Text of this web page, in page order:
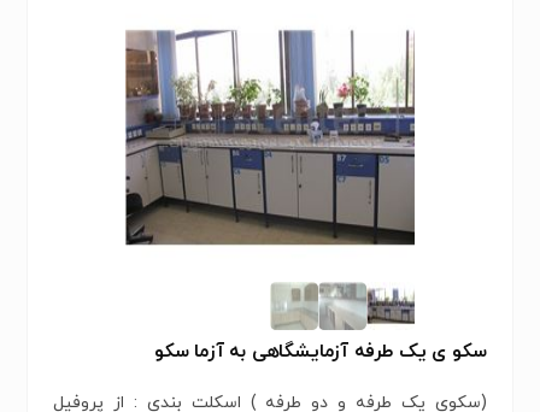
سکو ی یک طرفه آزمایشگاهی به آزما سکو
(سکوی یک طرفه و دو طرفه ) اسکلت بندی : از پروفیل